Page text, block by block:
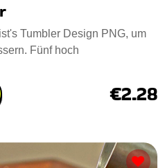
Tumbler Design PNG, um
Fünf hoch
€2.28